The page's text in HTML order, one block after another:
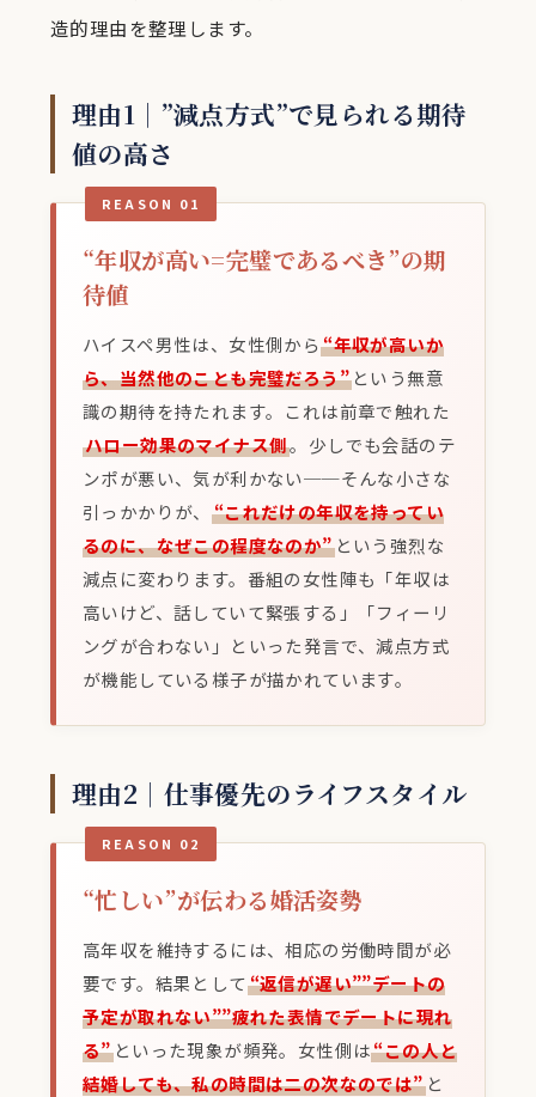
造的理由を整理します。
理由1｜”減点方式”で見られる期待
値の高さ
REASON 01
“年収が高い=完璧であるべき”の期
待値
ハイスペ男性は、女性側から“年収が高いか
ら、当然他のことも完璧だろう”という無意
識の期待を持たれます。これは前章で触れた
ハロー効果のマイナス側。少しでも会話のテ
ンポが悪い、気が利かない──そんな小さな
引っかかりが、 “これだけの年収を持ってい
るのに、なぜこの程度なのか”という強烈な
減点に変わります。番組の女性陣も「年収は
高いけど、話していて緊張する」「フィーリ
ングが合わない」といった発言で、減点方式
が機能している様子が描かれています。
理由2｜仕事優先のライフスタイル
REASON 02
“忙しい”が伝わる婚活姿勢
高年収を維持するには、相応の労働時間が必
要です。結果として“返信が遅い””デートの
予定が取れない””疲れた表情でデートに現れ
る”といった現象が頻発。女性側は“この人と
結婚しても、私の時間は二の次なのでは”と